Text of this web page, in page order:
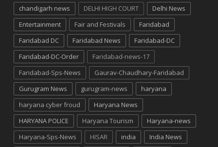
chandigarh news
DELHI HIGH COURT
Delhi News
Entertainment
Fair and Festivals
Faridabad
Faridabad DC
Faridabad News
Faridabad-DC
Faridabad-DC-Order
Faridabad-news-17
Faridabad-Sps-News
Gaurav-Chaudhary-Faridabad
Gurugram News
gurugram-news
haryana
haryana cyber froud
Haryana News
HARYANA POLICE
Haryana Tourism
Haryana-news
Haryana-Sps-News
HISAR india India News